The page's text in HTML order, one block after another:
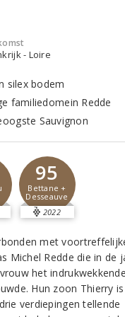
- Loire
silex bodem
familiedomein Redde
Sauvignon
95
Bettane +
Desseauve
2022
met
Michel Redde die in de
het indrukwekkende
Hun zoon Thierry is
verdiepingen tellende